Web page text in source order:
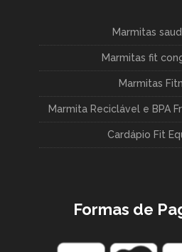
Marmitas
Marmitas fit
Marmitas
Marmita Reciclável e BPA
Cardápio Fit
Formas de